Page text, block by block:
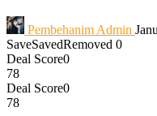
Pembehanim Admin
SaveSavedRemoved 0
Deal Score0
78
Deal Score0
78